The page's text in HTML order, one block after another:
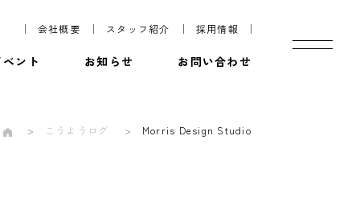
会社概要 スタッフ紹介 採用情報
ント お知らせ お問い合わせ
こうようログ Morris Design Studio